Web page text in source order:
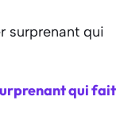
qui fait